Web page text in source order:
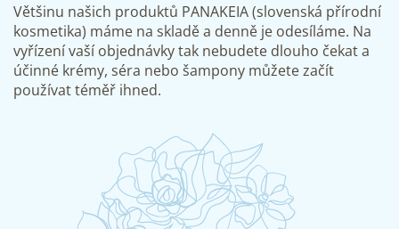
Většinu našich produktů PANAKEIA (slovenská přírodní
kosmetika) máme na skladě a denně je odesíláme. Na
vyřízení vaší objednávky tak nebudete dlouho čekat a
účinné krémy, séra nebo šampony můžete začít
používat téměř ihned.